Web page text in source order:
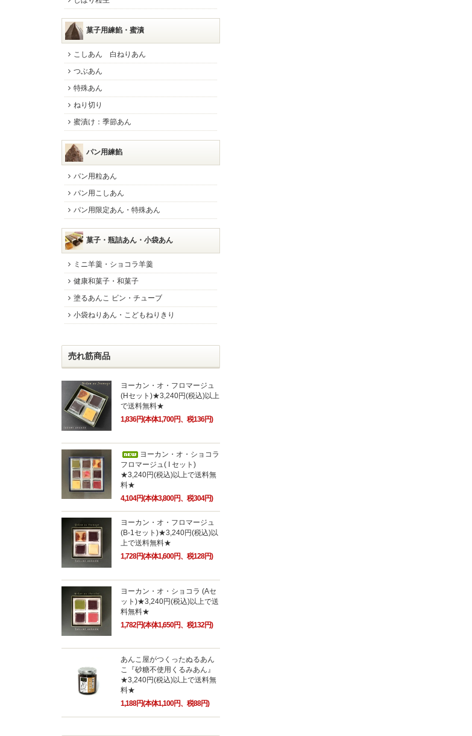
菓子用練餡・蜜漬
こしあん 白ねりあん
つぶあん
特殊あん
ねり切り
蜜漬け：季節あん
パン用練餡
パン用粒あん
パン用こしあん
パン用限定あん・特殊あん
菓子・瓶詰あん・小袋あん
ミニ羊羹・ショコラ羊羹
健康和菓子・和菓子
塗るあんこ ビン・チューブ
小袋ねりあん・こどもねりきり
売れ筋商品
ヨーカン・オ・フロマージュ
(Hセット)★3,240円(税込)以上
で送料無料★
1,836円(本体1,700円、税136円)
ヨーカン・オ・ショコラ
フロマージュ( I セット)
★3,240円(税込)以上で送料無
料★
4,104円(本体3,800円、税304円)
ヨーカン・オ・フロマージュ
(B-1セット)★3,240円(税込)以
上で送料無料★
1,728円(本体1,600円、税128円)
ヨーカン・オ・ショコラ (Aセ
ット)★3,240円(税込)以上で送
料無料★
1,782円(本体1,650円、税132円)
あんこ屋がつくったぬるあん
こ『砂糖不使用くるみあん』
★3,240円(税込)以上で送料無
料★
1,188円(本体1,100円、税88円)